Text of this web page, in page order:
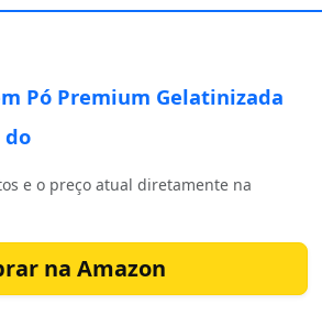
Pó Premium Gelatinizada
do
e o preço atual diretamente na
na Amazon